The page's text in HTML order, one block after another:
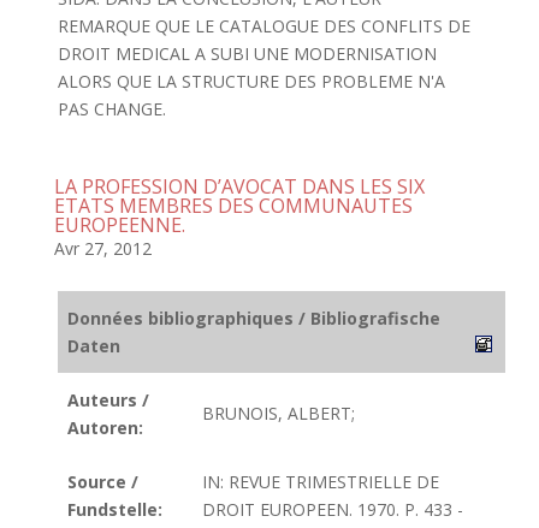
REMARQUE QUE LE CATALOGUE DES CONFLITS DE
DROIT MEDICAL A SUBI UNE MODERNISATION
ALORS QUE LA STRUCTURE DES PROBLEME N'A
PAS CHANGE.
LA PROFESSION D’AVOCAT DANS LES SIX
ETATS MEMBRES DES COMMUNAUTES
EUROPEENNE.
Avr 27, 2012
Données bibliographiques / Bibliografische
Daten
Auteurs /
Autoren:
BRUNOIS, ALBERT;
Source /
Fundstelle:
IN: REVUE TRIMESTRIELLE DE
DROIT EUROPEEN. 1970. P. 433 -